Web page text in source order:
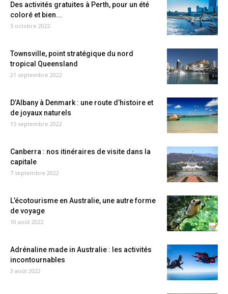
Des activités gratuites à Perth, pour un été
coloré et bien...
5 octobre 2022
Townsville, point stratégique du nord
tropical Queensland
21 septembre 2022
D’Albany à Denmark : une route d’histoire et
de joyaux naturels
15 septembre 2022
Canberra : nos itinéraires de visite dans la
capitale
7 septembre 2022
L’écotourisme en Australie, une autre forme
de voyage
10 août 2022
Adrénaline made in Australie : les activités
incontournables
3 août 2022